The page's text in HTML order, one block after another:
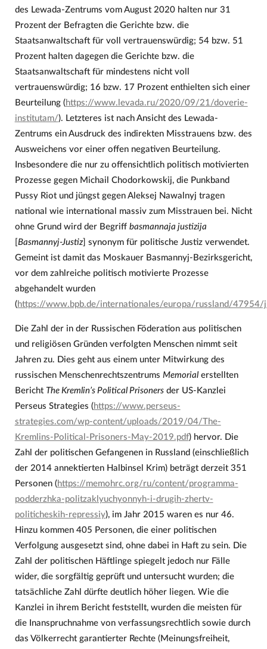
des Lewada-Zentrums vom August 2020 halten nur 31
Prozent der Befragten die Gerichte bzw. die
Staatsanwaltschaft für voll vertrauenswürdig; 54 bzw. 51
Prozent halten dagegen die Gerichte bzw. die
Staatsanwaltschaft für mindestens nicht voll
vertrauenswürdig; 16 bzw. 17 Prozent enthielten sich einer
Beurteilung ( https://www.levada.ru/2020/09/21/doverie-
institutam/). Letzteres ist nach Ansicht des Lewada-
Zentrums ein Ausdruck des indirekten Misstrauens bzw. des
Ausweichens vor einer offen negativen Beurteilung.
Insbesondere die nur zu offensichtlich politisch motivierten
Prozesse gegen Michail Chodorkowskij, die Punkband
Pussy Riot und jüngst gegen Aleksej Nawalnyj tragen
national wie international massiv zum Misstrauen bei. Nicht
ohne Grund wird der Begriff basmannaja justizija
Basmannyj-Justiz] synonym für politische Justiz verwendet.
Gemeint ist damit das Moskauer Basmannyj-Bezirksgericht,
vor dem zahlreiche politisch motivierte Prozesse
abgehandelt wurden
( https://www.bpb.de/internationales/europa/russland/47954/
Die Zahl der in der Russischen Föderation aus politischen
und religiösen Gründen verfolgten Menschen nimmt seit
Jahren zu. Dies geht aus einem unter Mitwirkung des
russischen Menschenrechtszentrums Memorialerstellten
Bericht The Kremlin’s Political Prisonersder US-Kanzlei
Perseus Strategies ( https://www.perseus-
strategies.com/wp-content/uploads/2019/04/The-
Kremlins-Political-Prisoners-May-2019.pdf) hervor. Die
Zahl der politischen Gefangenen in Russland (einschließlich
der 2014 annektierten Halbinsel Krim) beträgt derzeit 351
Personen ( https://memohrc.org/ru/content/programma-
podderzhka-politzaklyuchyonnyh-i-drugih-zhertv-
politicheskih-repressiy), im Jahr 2015 waren es nur 46.
Hinzu kommen 405 Personen, die einer politischen
Verfolgung ausgesetzt sind, ohne dabei in Haft zu sein. Die
Zahl der politischen Häftlinge spiegelt jedoch nur Fälle
wider, die sorgfältig geprüft und untersucht wurden; die
tatsächliche Zahl dürfte deutlich höher liegen. Wie die
Kanzlei in ihrem Bericht feststellt, wurden die meisten für
die Inanspruchnahme von verfassungsrechtlich sowie durch
das Völkerrecht garantierter Rechte (Meinungsfreiheit,